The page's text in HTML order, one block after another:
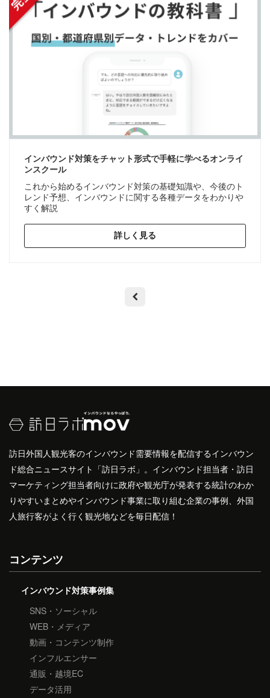
インバウンド対策をチャット形式で手軽に学べるオンライ
ンスクール
これから始めるインバウンド対策の基礎知識や、今後のト
レンド予想、インバウンドに関する各種データをわかりや
すく解説
詳しく見る
訪日外国人観光客のインバウンド需要情報を配信するインバウン
ド総合ニュースサイト「訪日ラボ」。インバウンド担当者・訪日
マーケティング担当者向けに政府や観光庁が発表する統計のわか
りやすいまとめやインバウンド事業に取り組む企業の事例、外国
人旅行客がよく行く観光地などを毎日配信！
コンテンツ
インバウンド対策事例集
SNS・ソーシャル
WEB・メディア
動画・コンテンツ制作
インフルエンサー
通販・越境EC
データ活用